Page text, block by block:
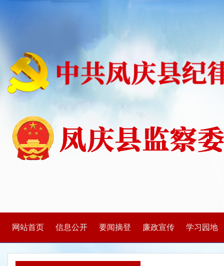
网站首页 信息公开 要闻摘登 廉政宣传 学习园地